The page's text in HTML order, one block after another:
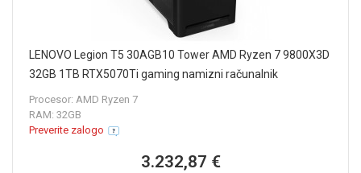
LENOVO Legion T5 30AGB10 Tower AMD Ryzen 7 9800X3D
32GB 1TB RTX5070Ti gaming namizni računalnik
90YJ00AQXT
Procesor: AMD Ryzen 7
RAM: 32GB
Preverite zalogo
3.232,87 €